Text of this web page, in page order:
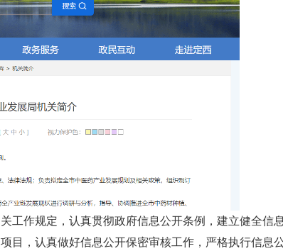
工作规定，认真贯彻政府信息公开条例，建立健全信
目，认真做好信息公开保密审核工作，严格执行信息